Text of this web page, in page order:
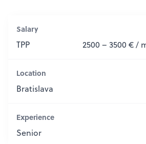
Salary
TPP 2500 – 3500 € /
Location
Bratislava
Experience
Senior